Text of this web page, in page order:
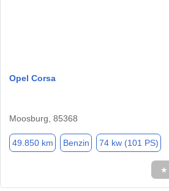
Opel Corsa
Moosburg, 85368
49.850 km Benzin 74 kw (101 PS)
★